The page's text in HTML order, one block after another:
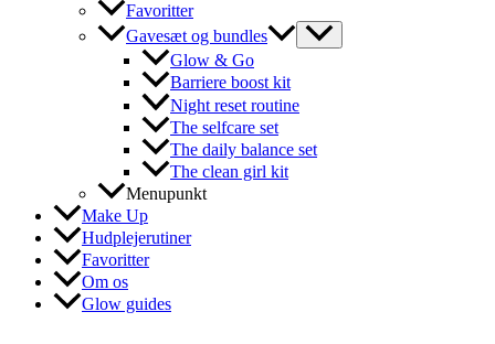
Favoritter
Gavesæt og bundles
Glow & Go
Barriere boost kit
Night reset routine
The selfcare set
The daily balance set
The clean girl kit
Menupunkt
Make Up
Hudplejerutiner
Favoritter
Om os
Glow guides